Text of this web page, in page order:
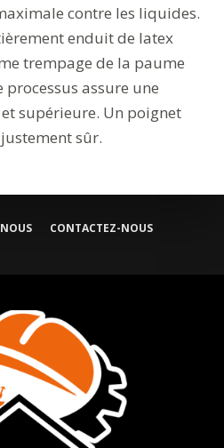
contre les liquides.
enduit de latex
trempage de la paume
processus assure une
supérieure. Un poignet
sûr.
CONTACTEZ-NOUS